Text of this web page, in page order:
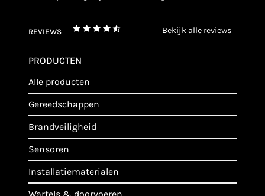
REVIEWS bekijk alle reviews
PRODUCTEN
alle producten
gereedschappen
brandveiligheid
sensoren
installatiematerialen